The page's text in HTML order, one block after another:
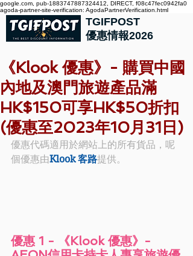
google.com, pub-1883747887324412, DIRECT, f08c47fec0942fa0
agoda-partner-site-verification: AgodaPartnerVerification.html
TGIFPOST
優惠情報2026
《Klook 優惠》- 購買中國
內地及澳門旅遊產品滿
HK$150可享HK$50折扣
(優惠至2023年10月31日)
優惠代碼適用於網站上的所有貨品，呢
個優惠由Klook 客路提供。
優惠 1 - 《Klook 優惠》-